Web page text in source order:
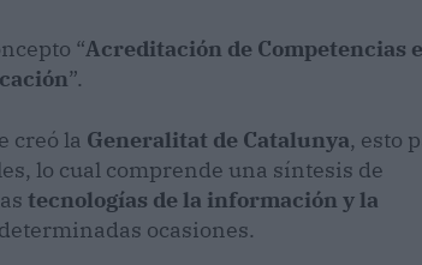
“Acreditación de Competencias
”.
creó la Generalitat de Catalunya, esto
lo cual comprende una síntesis de
tecnologías de la información y la
ocasiones.